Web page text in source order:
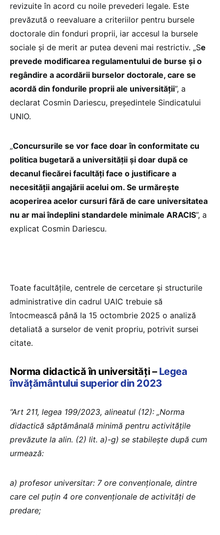
revizuite în acord cu noile prevederi legale. Este
prevăzută o reevaluare a criteriilor pentru bursele
doctorale din fonduri proprii, iar accesul la bursele
sociale și de merit ar putea deveni mai restrictiv. „Se
prevede modificarea regulamentului de burse și o
regândire a acordării burselor doctorale, care se
acordă din fondurile proprii ale universității”, a
declarat Cosmin Dariescu, președintele Sindicatului
UNIO.
„Concursurile se vor face doar în conformitate cu
politica bugetară a universității și doar după ce
decanul fiecărei facultăți face o justificare a
necesității angajării acelui om. Se urmărește
acoperirea acelor cursuri fără de care universitatea
nu ar mai îndeplini standardele minimale ARACIS”, a
explicat Cosmin Dariescu.
Toate facultățile, centrele de cercetare și structurile
administrative din cadrul UAIC trebuie să
întocmească până la 15 octombrie 2025 o analiză
detaliată a surselor de venit propriu, potrivit sursei
citate.
Norma didactică în universități – Legea
învățământului superior din 2023
”Art 211, legea 199/2023, alineatul (12): „Norma
didactică săptămânală minimă pentru activitățile
prevăzute la alin. (2) lit. a)-g) se stabilește după cum
urmează:
a) profesor universitar: 7 ore convenționale, dintre
care cel puțin 4 ore convenționale de activități de
predare;